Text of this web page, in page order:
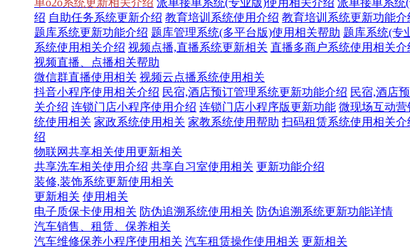
单o2o系统更新相关介绍 派单接单系统(专业版)使用相关介绍 派单接单系统
绍 自助任务系统更新介绍 教育培训系统使用介绍 教育培训系统更新功能介
题库系统更新功能介绍 题库管理系统(多平台版)使用相关帮助 题库系统(专
系统使用相关介绍 视频点播,直播系统更新相关 直播多商户系统使用相关介
视频直播、点播相关帮助
微信群直播使用相关 视频云点播系统使用相关
抖音小程序使用相关介绍 民宿,酒店预订管理系统更新功能介绍 民宿,酒店
关介绍 连锁门店小程序使用介绍 连锁门店小程序版更新功能 微现场互动
统使用相关 家政系统使用相关 家教系统使用帮助 扫码租赁系统使用相关介
绍
物联网共享相关使用更新相关
共享洗车相关使用介绍 共享自习室使用相关 更新功能介绍
装修,装饰系统更新使用相关
更新相关 使用相关
电子质保卡使用相关 防伪追溯系统使用相关 防伪追溯系统更新功能详情
汽车销售、租赁、保养相关
汽车维修保养小程序使用相关 汽车租赁操作使用相关 更新相关